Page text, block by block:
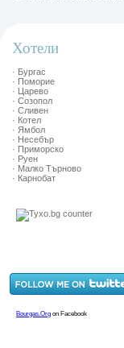
Хотели
· Бургас
· Поморие
· Царево
· Созопол
· Сливен
· Котел
· Ямбол
· Несебър
· Приморско
· Руен
· Малко Търново
· Карнобат